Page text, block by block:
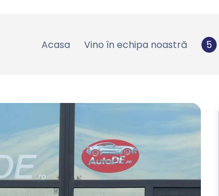
Acasa Vino în echipa noastră 5